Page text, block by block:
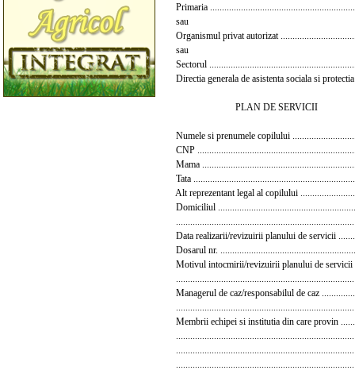
Primaria
sau
Organismul privat autorizat
sau
Sectorul
Directia generala de asistenta sociala si
PLAN DE SERVICII
Numele si prenumele copilului
CNP
Mama
Tata
Alt reprezentant legal al copilului
Domiciliul
Data realizarii/revizuirii planului de servicii
Dosarul nr.
Motivul intocmirii/revizuirii planului de servicii
Managerul de caz/responsabilul de caz
Membrii echipei si institutia din care provin